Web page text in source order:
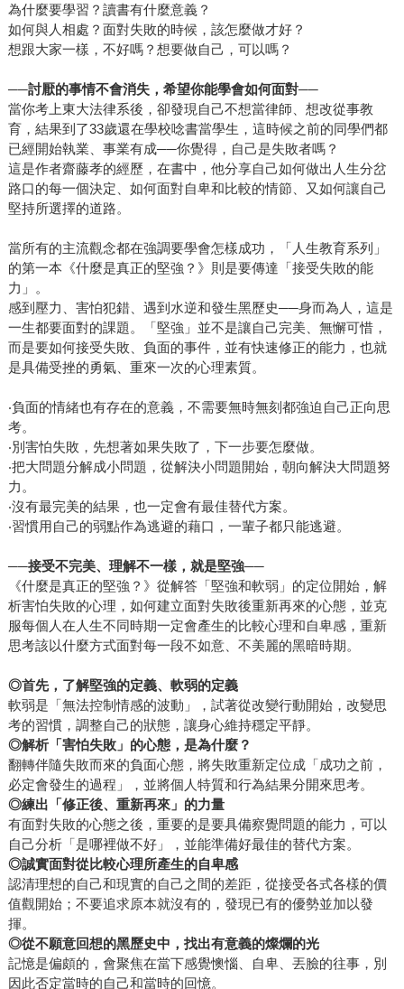
為什麼要學習？讀書有什麼意義？
如何與人相處？面對失敗的時候，該怎麼做才好？
想跟大家一樣，不好嗎？想要做自己，可以嗎？
──討厭的事情不會消失，希望你能學會如何面對──
當你考上東大法律系後，卻發現自己不想當律師、想改從事教
育，結果到了33歲還在學校唸書當學生，這時候之前的同學們都
已經開始執業、事業有成──你覺得，自己是失敗者嗎？
這是作者齋藤孝的經歷，在書中，他分享自己如何做出人生分岔
路口的每一個決定、如何面對自卑和比較的情節、又如何讓自己
堅持所選擇的道路。
當所有的主流觀念都在強調要學會怎樣成功，「人生教育系列」
的第一本《什麼是真正的堅強？》則是要傳達「接受失敗的能
力」。
感到壓力、害怕犯錯、遇到水逆和發生黑歷史──身而為人，這是
一生都要面對的課題。「堅強」並不是讓自己完美、無懈可惜，
而是要如何接受失敗、負面的事件，並有快速修正的能力，也就
是具備受挫的勇氣、重來一次的心理素質。
‧負面的情緒也有存在的意義，不需要無時無刻都強迫自己正向思
考。
‧別害怕失敗，先想著如果失敗了，下一步要怎麼做。
‧把大問題分解成小問題，從解決小問題開始，朝向解決大問題努
力。
‧沒有最完美的結果，也一定會有最佳替代方案。
‧習慣用自己的弱點作為逃避的藉口，一輩子都只能逃避。
──接受不完美、理解不一樣，就是堅強──
《什麼是真正的堅強？》從解答「堅強和軟弱」的定位開始，解
析害怕失敗的心理，如何建立面對失敗後重新再來的心態，並克
服每個人在人生不同時期一定會產生的比較心理和自卑感，重新
思考該以什麼方式面對每一段不如意、不美麗的黑暗時期。
◎首先，了解堅強的定義、軟弱的定義
軟弱是「無法控制情感的波動」，試著從改變行動開始，改變思
考的習慣，調整自己的狀態，讓身心維持穩定平靜。
◎解析「害怕失敗」的心態，是為什麼？
翻轉伴隨失敗而來的負面心態，將失敗重新定位成「成功之前，
必定會發生的過程」，並將個人特質和行為結果分開來思考。
◎練出「修正後、重新再來」的力量
有面對失敗的心態之後，重要的是要具備察覺問題的能力，可以
自己分析「是哪裡做不好」，並能準備好最佳的替代方案。
◎誠實面對從比較心理所產生的自卑感
認清理想的自己和現實的自己之間的差距，從接受各式各樣的價
值觀開始；不要追求原本就沒有的，發現已有的優勢並加以發
揮。
◎從不願意回想的黑歷史中，找出有意義的燦爛的光
記憶是偏頗的，會聚焦在當下感覺懊惱、自卑、丟臉的往事，別
因此否定當時的自己和當時的回憶。